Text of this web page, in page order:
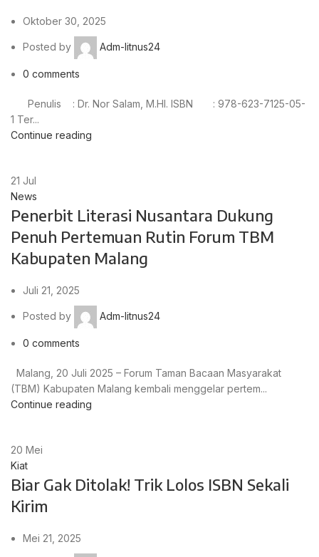
Oktober 30, 2025
Posted by Adm-litnus24
0 comments
Penulis : Dr. Nor Salam, M.HI. ISBN : 978-623-7125-05-
1 Ter...
Continue reading
21 Jul
News
Penerbit Literasi Nusantara Dukung
Penuh Pertemuan Rutin Forum TBM
Kabupaten Malang
Juli 21, 2025
Posted by Adm-litnus24
0 comments
Malang, 20 Juli 2025 – Forum Taman Bacaan Masyarakat
(TBM) Kabupaten Malang kembali menggelar pertem...
Continue reading
20 Mei
Kiat
Biar Gak Ditolak! Trik Lolos ISBN Sekali
Kirim
Mei 21, 2025